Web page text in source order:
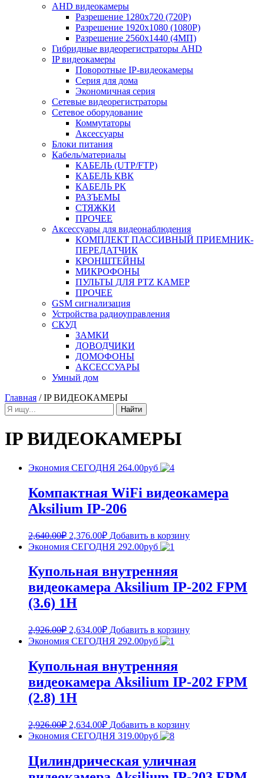
AHD видеокамеры
Разрешение 1280х720 (720P)
Разрешение 1920х1080 (1080P)
Разрешение 2560х1440 (4МП)
Гибридные видеорегистраторы AHD
IP видеокамеры
Поворотные IP-видеокамеры
Серия для дома
Экономичная серия
Сетевые видеорегистраторы
Сетевое оборудование
Коммутаторы
Аксессуары
Блоки питания
Кабель/материалы
КАБЕЛЬ (UTP/FTP)
КАБЕЛЬ КВК
КАБЕЛЬ РК
РАЗЪЕМЫ
СТЯЖКИ
ПРОЧЕЕ
Аксессуары для видеонаблюдения
КОМПЛЕКТ ПАССИВНЫЙ ПРИЕМНИК-
ПЕРЕДАТЧИК
КРОНШТЕЙНЫ
МИКРОФОНЫ
ПУЛЬТЫ ДЛЯ PTZ КАМЕР
ПРОЧЕЕ
GSM сигнализация
Устройства радиоуправления
СКУД
ЗАМКИ
ДОВОДЧИКИ
ДОМОФОНЫ
АКСЕССУАРЫ
Умный дом
Главная / IP ВИДЕОКАМЕРЫ
IP ВИДЕОКАМЕРЫ
Экономия СЕГОДНЯ 264.00руб
Компактная WiFi видеокамера
Aksilium IP-206
2,640.00₽ 2,376.00₽ Добавить в корзину
Экономия СЕГОДНЯ 292.00руб
Купольная внутренняя
видеокамера Aksilium IP-202 FPM
(3.6) 1H
2,926.00₽ 2,634.00₽ Добавить в корзину
Экономия СЕГОДНЯ 292.00руб
Купольная внутренняя
видеокамера Aksilium IP-202 FPM
(2.8) 1H
2,926.00₽ 2,634.00₽ Добавить в корзину
Экономия СЕГОДНЯ 319.00руб
Цилиндрическая уличная